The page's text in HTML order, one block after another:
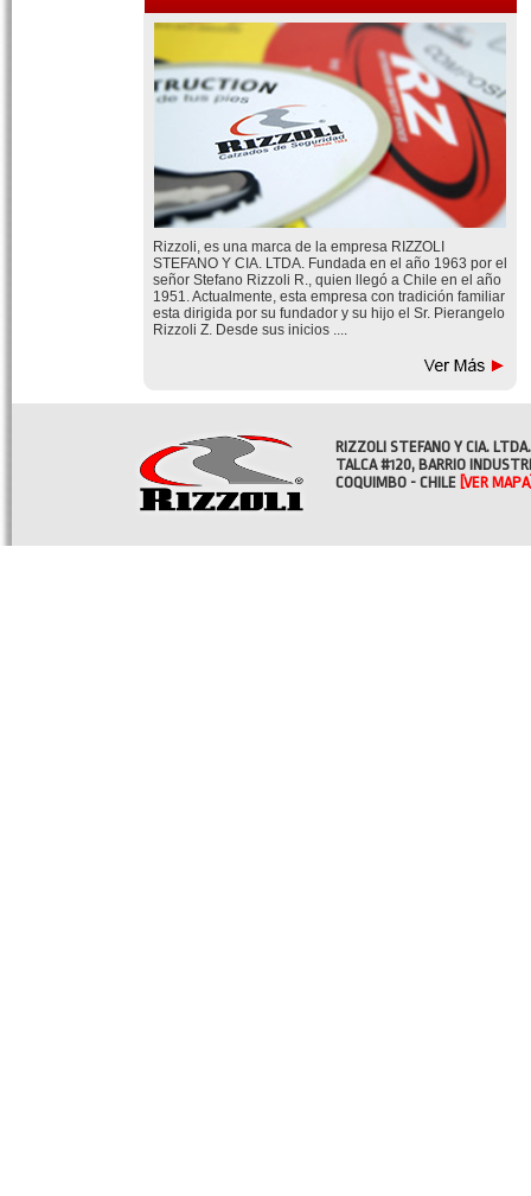
Rizzoli, es una marca de la empresa RIZZOLI
STEFANO Y CIA. LTDA. Fundada en el año 1963 por el
señor Stefano Rizzoli R., quien llegó a Chile en el año
1951. Actualmente, esta empresa con tradición familiar
esta dirigida por su fundador y su hijo el Sr. Pierangelo
Rizzoli Z. Desde sus inicios ....
RIZZOLI STEFANO Y CIA. LTDA.
TALCA #120, BARRIO
COQUIMBO - CHILE [VER